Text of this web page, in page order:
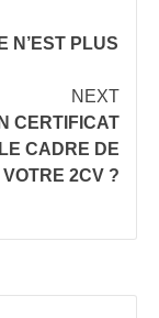
N’EST PLUS
NEXT
CERTIFICAT
CADRE DE
VOTRE 2CV ?